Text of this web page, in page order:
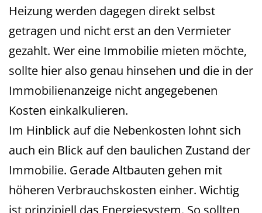
Heizung werden dagegen direkt selbst
getragen und nicht erst an den Vermieter
gezahlt. Wer eine Immobilie mieten möchte,
sollte hier also genau hinsehen und die in der
Immobilienanzeige nicht angegebenen
Kosten einkalkulieren.
Im Hinblick auf die Nebenkosten lohnt sich
auch ein Blick auf den baulichen Zustand der
Immobilie. Gerade Altbauten gehen mit
höheren Verbrauchskosten einher. Wichtig